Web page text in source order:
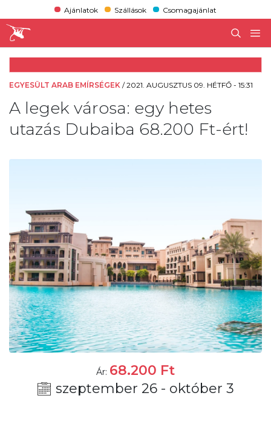
Ajánlatok Szállások Csomagajánlat
EGYESÜLT ARAB EMÍRSÉGEK /2021. AUGUSZTUS 09. HÉTFŐ - 15:31
A legek városa: egy hetes
utazás Dubaiba 68.200 Ft-ért!
Ár: 68.200 Ft
szeptember 26 - október 3